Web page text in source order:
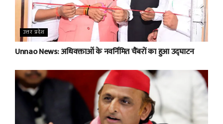
उत्तर प्रदेश
Unnao News: अधिवक्ताओं के नवर्निमित चैंबरों का हुआ उद्घाटन